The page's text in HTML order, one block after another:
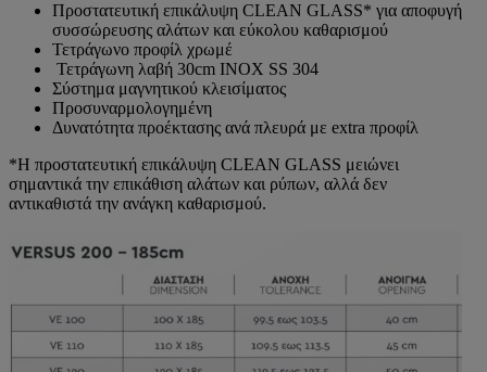
Προστατευτική επικάλυψη CLEAN GLASS* για αποφυγή
συσσώρευσης αλάτων και εύκολου καθαρισμού
Τετράγωνο προφίλ χρωμέ
Τετράγωνη λαβή 30cm ΙΝΟΧ SS 304
Σύστημα μαγνητικού κλεισίματος
Προσυναρμολογημένη
Δυνατότητα προέκτασης ανά πλευρά με extra προφίλ
*Η προστατευτική επικάλυψη CLEAN GLASS μειώνει
σημαντικά την επικάθιση αλάτων και ρύπων, αλλά δεν
αντικαθιστά την ανάγκη καθαρισμού.